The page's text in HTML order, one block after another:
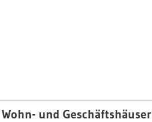
Wohn- und Geschäftshäuser